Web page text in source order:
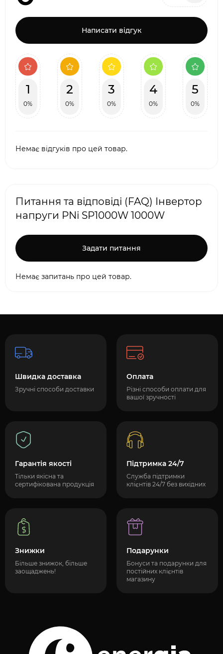
Написати відгук
1
0%
2
0%
3
0%
4
0%
5
0%
Немає відгуків про цей товар.
Питання та відповіді (FAQ) Інвертор
напруги PNi SP1000W 1000W
Задати питання
Немає запитань про цей товар.
Швидка доставка
Зручні способи доставки
Оплата
Різні способи оплати для
вашої зручності
Гарантія якості
Тільки якісна та
сертифікована продукція
Підтримка 24/7
Служба підтримки
клієнтів 24/7 без вихідних
Знижки
Більше знижок, більше
заощаджень!
Подарунки
Бонуси та подарунки для
постійних клієнтів
магазину